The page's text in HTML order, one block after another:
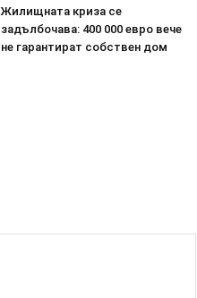
Жилищната криза се
задълбочава: 400 000 евро вече
не гарантират собствен дом